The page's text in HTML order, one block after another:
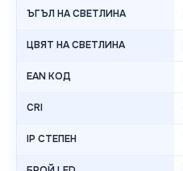
ЪГЪЛ НА СВЕТЛИНА
ЦВЯТ НА СВЕТЛИНА
EAN КОД
CRI
IP СТЕПЕН